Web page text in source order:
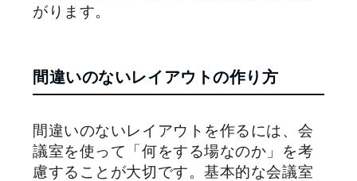
がります。
間違いのないレイアウトの作り方
間違いのないレイアウトを作るには、会
議室を使って「何をする場なのか」を考
慮することが大切です。基本的な会議室